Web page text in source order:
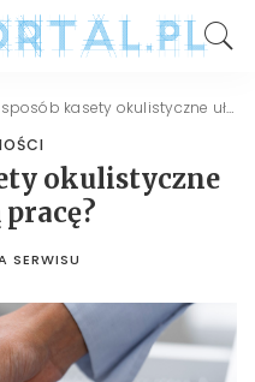
kasety okulistyczne ułatwiają pracę?
okulistyczne
SERWISU